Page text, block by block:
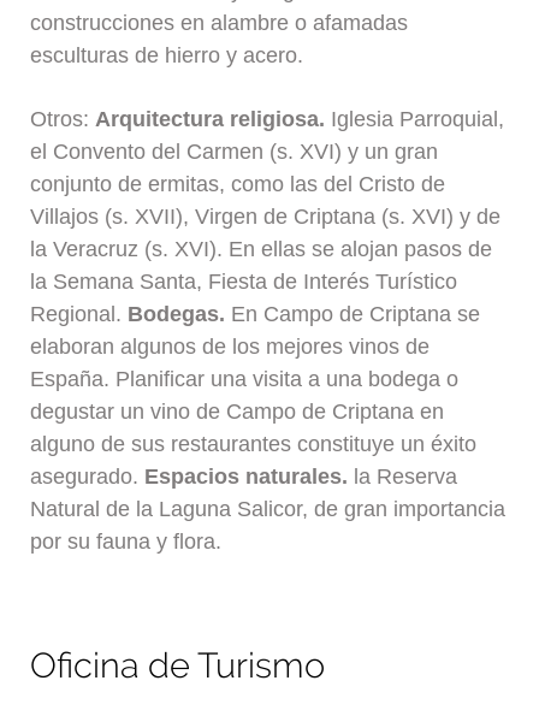
construcciones en alambre o afamadas
esculturas de hierro y acero.
Otros: Arquitectura religiosa. Iglesia Parroquial,
el Convento del Carmen (s. XVI) y un gran
conjunto de ermitas, como las del Cristo de
Villajos (s. XVII), Virgen de Criptana (s. XVI) y de
la Veracruz (s. XVI). En ellas se alojan pasos de
la Semana Santa, Fiesta de Interés Turístico
Regional. Bodegas. En Campo de Criptana se
elaboran algunos de los mejores vinos de
España. Planificar una visita a una bodega o
degustar un vino de Campo de Criptana en
alguno de sus restaurantes constituye un éxito
asegurado. Espacios naturales. la Reserva
Natural de la Laguna Salicor, de gran importancia
por su fauna y flora.
Oficina de Turismo